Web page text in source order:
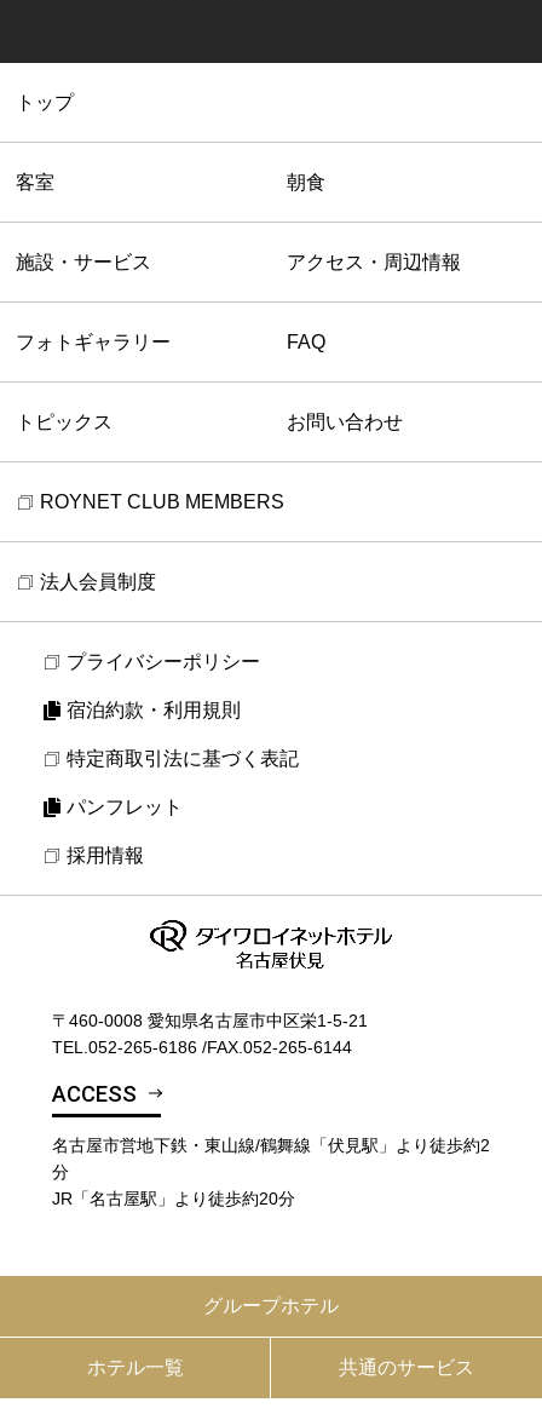
トップ
客室 朝食
施設・サービス アクセス・周辺情報
フォトギャラリー FAQ
トピックス お問い合わせ
ROYNET CLUB MEMBERS
法人会員制度
プライバシーポリシー
宿泊約款・利用規則
特定商取引法に基づく表記
パンフレット
採用情報
〒460-0008 愛知県名古屋市中区栄1-5-21
TEL.052-265-6186 /FAX.052-265-6144
ACCESS
名古屋市営地下鉄・東山線/鶴舞線「伏見駅」より徒歩約2
分
JR「名古屋駅」より徒歩約20分
グループホテル
ホテル一覧 共通のサービス